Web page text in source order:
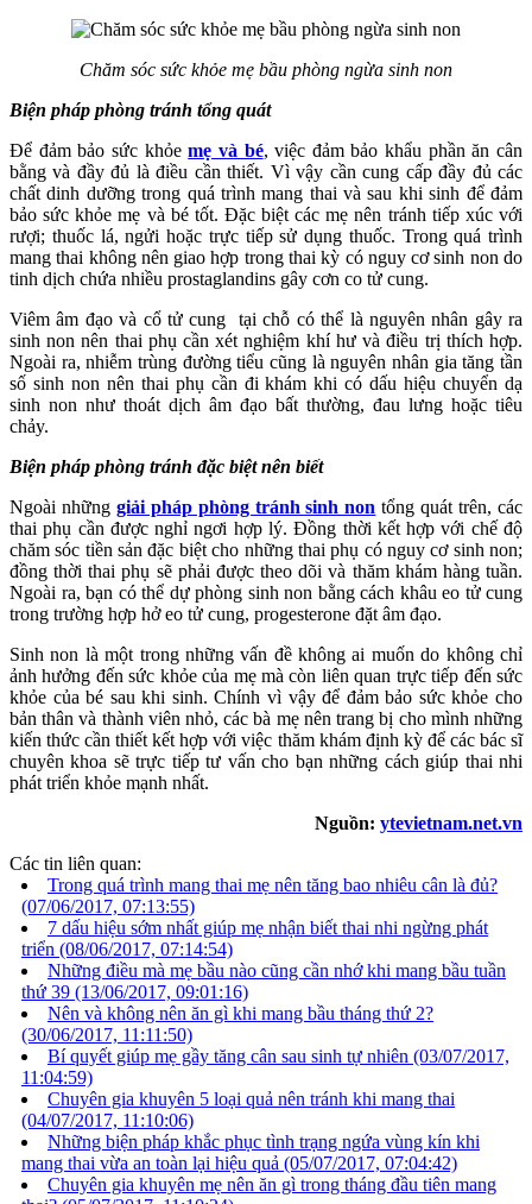
Chăm sóc sức khỏe mẹ bầu phòng ngừa sinh non
Biện pháp phòng tránh tổng quát
Để đảm bảo sức khỏemẹ và bé, việc đảm bảo khẩu phần ăn cân
bằng và đầy đủ là điều cần thiết. Vì vậy cần cung cấp đầy đủ các
chất dinh dưỡng trong quá trình mang thai và sau khi sinh để đảm
bảo sức khỏe mẹ và bé tốt. Đặc biệt các mẹ nên tránh tiếp xúc với
rượi; thuốc lá, ngửi hoặc trực tiếp sử dụng thuốc. Trong quá trình
mang thai không nên giao hợp trong thai kỳ có nguy cơ sinh non do
tinh dịch chứa nhiều prostaglandins gây cơn co tử cung.
Viêm âm đạo và cổ tử cung tại chỗ có thể là nguyên nhân gây ra
sinh non nên thai phụ cần xét nghiệm khí hư và điều trị thích hợp.
Ngoài ra, nhiễm trùng đường tiểu cũng là nguyên nhân gia tăng tần
số sinh non nên thai phụ cần đi khám khi có dấu hiệu chuyển dạ
sinh non như thoát dịch âm đạo bất thường, đau lưng hoặc tiêu
chảy.
Biện pháp phòng tránh đặc biệt nên biết
Ngoài những giải pháp phòng tránh sinh non tổng quát trên, các
thai phụ cần được nghỉ ngơi hợp lý. Đồng thời kết hợp với chế độ
chăm sóc tiền sản đặc biệt cho những thai phụ có nguy cơ sinh non;
đồng thời thai phụ sẽ phải được theo dõi và thăm khám hàng tuần.
Ngoài ra, bạn có thể dự phòng sinh non bằng cách khâu eo tử cung
trong trường hợp hở eo tử cung, progesterone đặt âm đạo.
Sinh non là một trong những vấn đề không ai muốn do không chỉ
ảnh hưởng đến sức khỏe của mẹ mà còn liên quan trực tiếp đến sức
khỏe của bé sau khi sinh. Chính vì vậy để đảm bảo sức khỏe cho
bản thân và thành viên nhỏ, các bà mẹ nên trang bị cho mình những
kiến thức cần thiết kết hợp với việc thăm khám định kỳ để các bác sĩ
chuyên khoa sẽ trực tiếp tư vấn cho bạn những cách giúp thai nhi
phát triển khỏe mạnh nhất.
Nguồn: ytevietnam.net.vn
Các tin liên quan:
Trong quá trình mang thai mẹ nên tăng bao nhiêu cân là đủ?
(07/06/2017, 07:13:55)
7 dấu hiệu sớm nhất giúp mẹ nhận biết thai nhi ngừng phát
triển (08/06/2017, 07:14:54)
Những điều mà mẹ bầu nào cũng cần nhớ khi mang bầu tuần
thứ 39 (13/06/2017, 09:01:16)
Nên và không nên ăn gì khi mang bầu tháng thứ 2?
(30/06/2017, 11:11:50)
Bí quyết giúp mẹ gầy tăng cân sau sinh tự nhiên (03/07/2017,
11:04:59)
Chuyên gia khuyên 5 loại quả nên tránh khi mang thai
(04/07/2017, 11:10:06)
Những biện pháp khắc phục tình trạng ngứa vùng kín khi
mang thai vừa an toàn lại hiệu quả (05/07/2017, 07:04:42)
Chuyên gia khuyên mẹ nên ăn gì trong tháng đầu tiên mang